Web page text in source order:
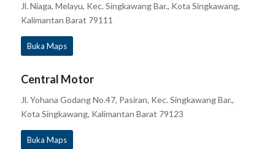
Jl. Niaga, Melayu, Kec. Singkawang Bar., Kota Singkawang,
Kalimantan Barat 79111
Buka Maps
Central Motor
Jl. Yohana Godang No.47, Pasiran, Kec. Singkawang Bar.,
Kota Singkawang, Kalimantan Barat 79123
Buka Maps